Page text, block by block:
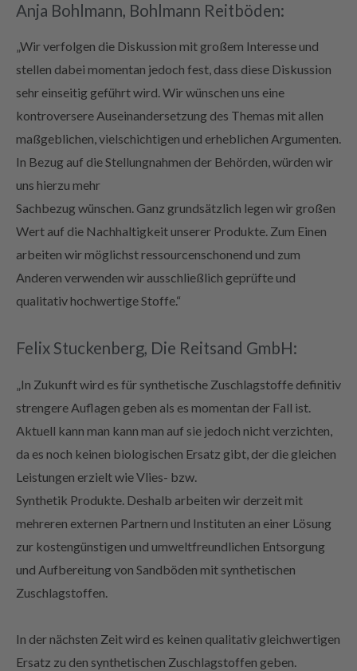
Anja Bohlmann, Bohlmann Reitböden:
„Wir verfolgen die Diskussion mit großem Interesse und
stellen dabei momentan jedoch fest, dass diese Diskussion
sehr einseitig geführt wird. Wir wünschen uns eine
kontroversere Auseinandersetzung des Themas mit allen
maßgeblichen, vielschichtigen und erheblichen Argumenten.
In Bezug auf die Stellungnahmen der Behörden, würden wir
uns hierzu mehr
Sachbezug wünschen. Ganz grundsätzlich legen wir großen
Wert auf die Nachhaltigkeit unserer Produkte. Zum Einen
arbeiten wir möglichst ressourcenschonend und zum
Anderen verwenden wir ausschließlich geprüfte und
qualitativ hochwertige Stoffe.“
Felix Stuckenberg, Die Reitsand GmbH:
„In Zukunft wird es für synthetische Zuschlagstoffe definitiv
strengere Auflagen geben als es momentan der Fall ist.
Aktuell kann man kann man auf sie jedoch nicht verzichten,
da es noch keinen biologischen Ersatz gibt, der die gleichen
Leistungen erzielt wie Vlies- bzw.
Synthetik Produkte. Deshalb arbeiten wir derzeit mit
mehreren externen Partnern und Instituten an einer Lösung
zur kostengünstigen und umweltfreundlichen Entsorgung
und Aufbereitung von Sandböden mit synthetischen
Zuschlagstoffen.
In der nächsten Zeit wird es keinen qualitativ gleichwertigen
Ersatz zu den synthetischen Zuschlagstoffen geben.